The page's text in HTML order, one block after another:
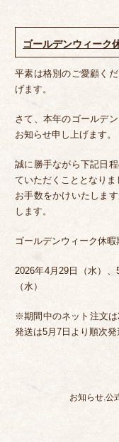
ー
ゴールデンウィーク
平素は格別のご愛顧く
げます。
さて、本年のゴールデ
お知らせ申し上げます。
誠に勝手ながら下記日
ていただくこととなりま
お手数をかけいたしま
します。
ゴールデンウィーク休暇
2026年4月29日（水）
（水）
※期間中のネット注文は
発送は5月7日より順次発
カ
お知らせ,公